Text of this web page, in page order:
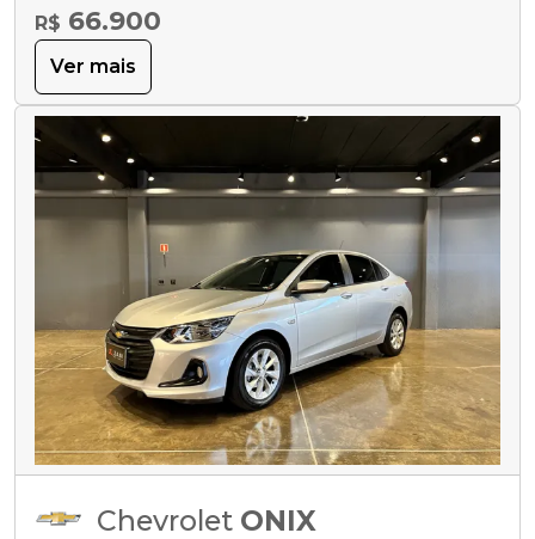
R$ 66.900
Ver mais
Chevrolet ONIX